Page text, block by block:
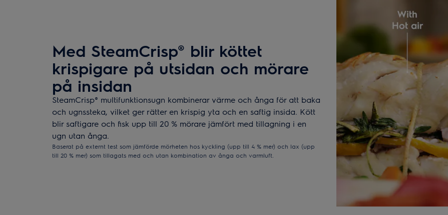
Med SteamCrisp® blir köttet
krispigare på utsidan och mörare
på insidan
SteamCrisp® multifunktionsugn kombinerar värme och ånga för att baka
och ugnssteka, vilket ger rätter en krispig yta och en saftig insida. Kött
blir saftigare och fisk upp till 20 % mörare jämfört med tillagning i en
ugn utan ånga.
Baserat på externt test som jämförde mörheten hos kyckling (upp till 4 % mer) och lax (upp
till 20 % mer) som tillagats med och utan kombination av ånga och varmluft.